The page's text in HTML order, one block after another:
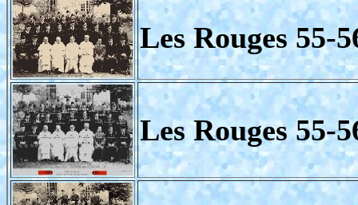
Les Rouges 55-
Les Rouges 55-